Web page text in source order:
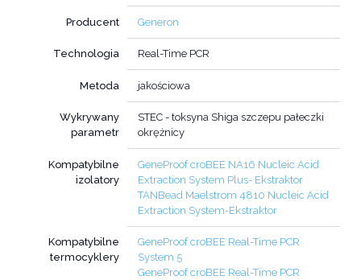
Producent Generon
Technologia Real-Time PCR
Metoda jakościowa
Wykrywany
parametr
STEC - toksyna Shiga szczepu pałeczki
okrężnicy
Kompatybilne
izolatory
GeneProof croBEE NA16 Nucleic Acid
Extraction System Plus- Ekstraktor
TANBead Maelstrom 4810 Nucleic Acid
Extraction System-Ekstraktor
Kompatybilne
termocyklery
GeneProof croBEE Real-Time PCR
System 5
GeneProof croBEE Real-Time PCR